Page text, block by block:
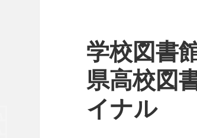
学校図書
県高校図
イナル